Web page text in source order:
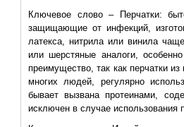
Ключевое слово – Перчатки:
защищающие от инфекций,
латекса, нитрила или винила
или шерстяные аналоги,
преимущество, так как перчатки
многих людей, регулярно
бывает вызвана протеинами,
исключен в случае использования